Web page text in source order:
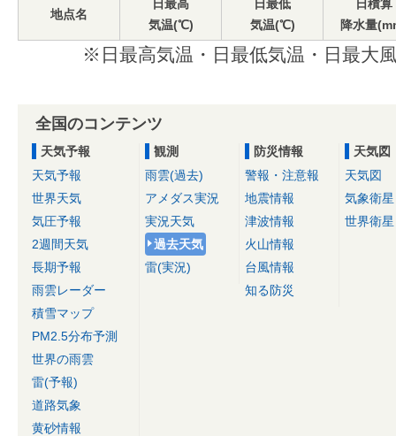
地点名
日最高
気温(℃)
日最低
気温(℃)
日積算
降水量
※日最高気温・日最低気温・日最大
全国のコンテンツ
天気予報
天気予報
世界天気
気圧予報
2週間天気
長期予報
雨雲レーダー
積雪マップ
PM2.5分布予測
世界の雨雲
雷(予報)
道路気象
黄砂情報
観測
雨雲(過去)
アメダス実況
実況天気
過去天気
雷(実況)
防災情報
警報・注意報
地震情報
津波情報
火山情報
台風情報
知る防災
天気図
天気図
気象衛星
世界衛星